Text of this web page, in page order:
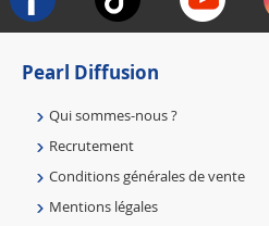
Pearl Diffusion
Qui sommes-nous ?
Recrutement
Conditions générales de vente
Mentions légales